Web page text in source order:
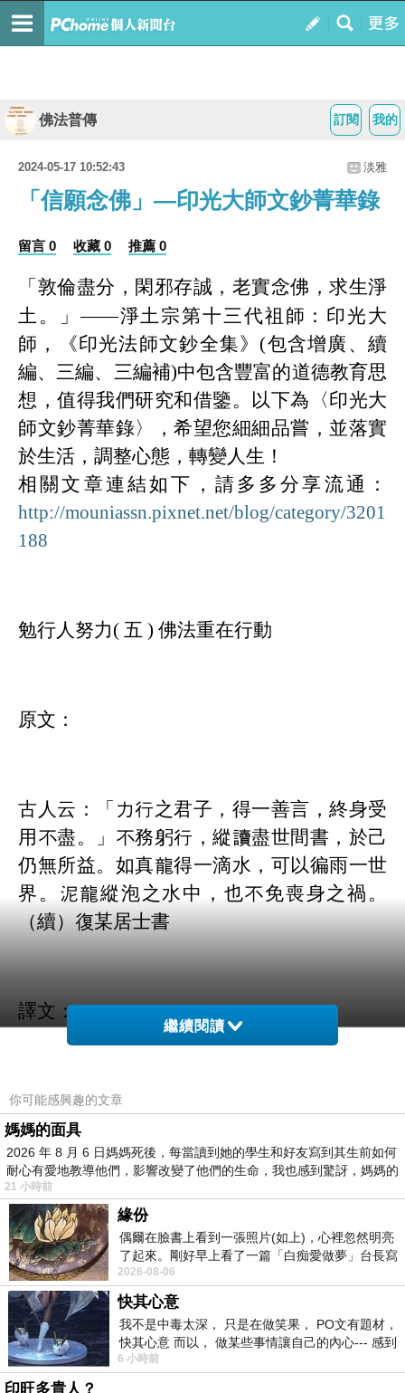
我的
訂閱
佛法普傳
2024-05-17 10:52:43 淡雅
「信願念佛」—印光大師文鈔菁華錄
留言 0 收藏 0 推薦 0
「敦倫盡分，閑邪存誠，老實念佛，求生淨
土。」——淨土宗第十三代祖師：印光大
師，《印光法師文鈔全集》 (包含增廣、續
編、三編、三編補)中包含豐富的道德教育思
想，值得我們研究和借鑒。以下為〈印光大
師文鈔菁華錄〉，希望您細細品嘗，並落實
於生活，調整心態，轉變人生！
相關文章連結如下，請多多分享流通：
http://mouniassn.pixnet.net/blog/category/3201
188
勉行人努力( 五 ) 佛法重在行動
原文：
古人云：「力行之君子，得一善言，終身受
用不盡。」不務躬行，縱讀盡世間書，於己
仍無所益。如真龍得一滴水，可以徧雨一世
界。泥龍縱泡之水中，也不免喪身之禍。
（續）復某居士書
譯文：
古人說：「重在行動的君子，得到一句善
言，終身受用無盡」。不重視躬行實踐，即
使讀盡世間書，對於自己仍然沒有什麼利
益。如真龍得一滴水，可以遍灑一世界，而
泥龍即使泡在水中，也難免喪身之禍。
繼續閱讀
你可能感興趣的文章
媽媽的面具
2026 年 8 月 6 日媽媽死後，每當讀到她的學生和好友寫到其生前如何
耐心有愛地教導他們，影響改變了他們的生命，我也感到驚訝，媽媽的
21 小時前
緣份
偶爾在臉書上看到一張照片(如上)，心裡忽然明亮
了起來。剛好早上看了一篇「白痴愛做夢」台長寫
的貼文，在回顧年輕時瘋狂愛上
2026-08-06
快其心意
我不是中毒太深， 只是在做笑果， PO文有題材，
快其心意 而以， 做某些事情讓自己的內心--- 感到
愉快。
6 小時前
印旺多貴人？